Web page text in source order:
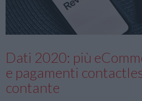
Dati 2020: più
e pagamenti
contante